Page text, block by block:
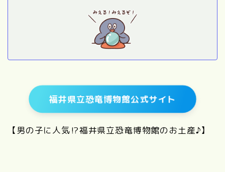
福井県立恐竜博物館公式サイト
【男の子に人気⁉福井県立恐竜博物館のお土産♪】